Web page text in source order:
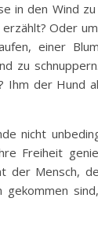
in den Wind
Oder
einer
zu
Ihm der Hund
nicht
Freiheit
der Mensch,
gekommen